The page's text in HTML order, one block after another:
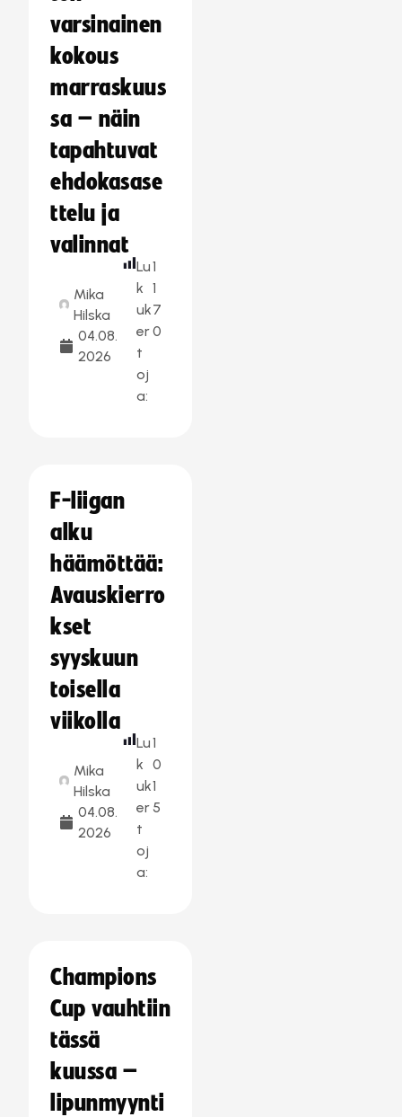
varsinainen
kokous
marraskuus
sa – näin
tapahtuvat
ehdokasase
ttelu ja
valinnat
Mika
Hilska
04.08.
2026
Lu
k
uk
er
t
oj
a:
1
1
7
0
F-liigan
alku
häämöttää:
Avauskierro
kset
syyskuun
toisella
viikolla
Mika
Hilska
04.08.
2026
Lu
k
uk
er
t
oj
a:
1
0
1
5
Champions
Cup vauhtiin
tässä
kuussa –
lipunmyynti